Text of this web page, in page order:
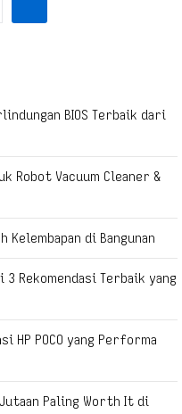
BIOS Terbaik dari
Robot Vacuum Cleaner &
Kelembapan di Bangunan
3 Rekomendasi Terbaik yang
HP POCO yang Performa
Paling Worth It di